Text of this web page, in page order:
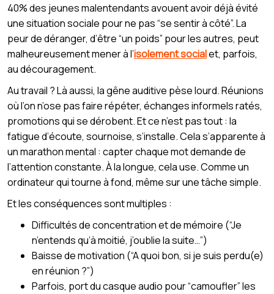
40% des jeunes malentendants avouent avoir déjà évité
une situation sociale pour ne pas “se sentir à côté”. La
peur de déranger, d’être “un poids” pour les autres, peut
malheureusement mener à l’isolement socialet, parfois,
au découragement.
Au travail ? Là aussi, la gêne auditive pèse lourd. Réunions
où l’on n’ose pas faire répéter, échanges informels ratés,
promotions qui se dérobent. Et ce n’est pas tout : la
fatigue d’écoute, sournoise, s’installe. Cela s’apparente à
un marathon mental : capter chaque mot demande de
l’attention constante. À la longue, cela use. Comme un
ordinateur qui tourne à fond, même sur une tâche simple.
Et les conséquences sont multiples :
Difficultés de concentration et de mémoire (“Je
n’entends qu’à moitié, j’oublie la suite…”)
Baisse de motivation (“A quoi bon, si je suis perdu(e)
en réunion ?”)
Parfois, port du casque audio pour “camoufler” les